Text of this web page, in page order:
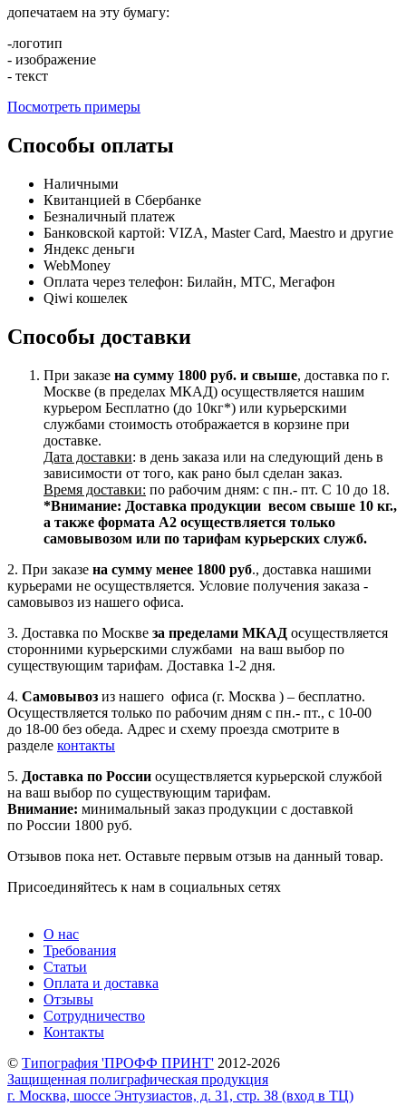
допечатаем на эту бумагу:
-логотип
- изображение
- текст
Посмотреть примеры
Способы оплаты
Наличными
Квитанцией в Сбербанке
Безналичный платеж
Банковской картой: VIZA, Master Card, Maestro и другие
Яндекс деньги
WebMoney
Оплата через телефон: Билайн, МТС, Мегафон
Qiwi кошелек
Способы доставки
При заказе на сумму 1800 руб. и свыше, доставка по г.
Москве (в пределах МКАД) осуществляется нашим
курьером Бесплатно (до 10кг*) или курьерскими
службами стоимость отображается в корзине при
доставке.
Дата доставки: в день заказа или на следующий день в
зависимости от того, как рано был сделан заказ.
Время доставки: по рабочим дням: с пн.- пт. С 10 до 18.
*Внимание: Доставка продукции весом свыше 10 кг.,
а также формата А2 осуществляется только
самовывозом или по тарифам курьерских служб.
2. При заказе на сумму менее 1800 руб., доставка нашими
курьерами не осуществляется. Условие получения заказа -
самовывоз из нашего офиса.
3. Доставка по Москве за пределами МКАД осуществляется
сторонними курьерскими службами на ваш выбор по
существующим тарифам. Доставка 1-2 дня.
4. Самовывоз из нашего офиса (г. Москва ) – бесплатно.
Осуществляется только по рабочим дням с пн.- пт., с 10-00
до 18-00 без обеда. Адрес и схему проезда смотрите в
разделе контакты
5. Доставка по России осуществляется курьерской службой
на ваш выбор по существующим тарифам.
Внимание: минимальный заказ продукции с доставкой
по России 1800 руб.
Отзывов пока нет. Оставьте первым отзыв на данный товар.
Присоединяйтесь к нам в социальных сетях
О нас
Требования
Статьи
Оплата и доставка
Отзывы
Сотрудничество
Контакты
© Типография 'ПРОФФ ПРИНТ' 2012-2026
Защищенная полиграфическая продукция
г. Москва, шоссе Энтузиастов, д. 31, стр. 38 (вход в ТЦ)